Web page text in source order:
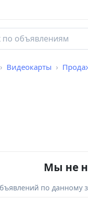
Видеокарты
Мы не
по данному